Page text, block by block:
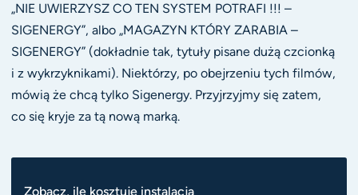
„NIE UWIERZYSZ CO TEN SYSTEM POTRAFI !!! –
SIGENERGY”, albo „MAGAZYN KTÓRY ZARABIA –
SIGENERGY” (dokładnie tak, tytuły pisane dużą czcionką
i z wykrzyknikami). Niektórzy, po obejrzeniu tych filmów,
mówią że chcą tylko Sigenergy. Przyjrzyjmy się zatem,
co się kryje za tą nową marką.
Zobacz, ile kosztuje instalacja